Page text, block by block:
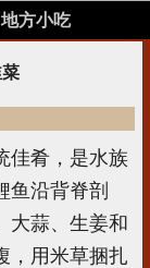
方小吃
肴，是水族
鱼沿背脊剖
大蒜、生姜和
，用米草捆扎